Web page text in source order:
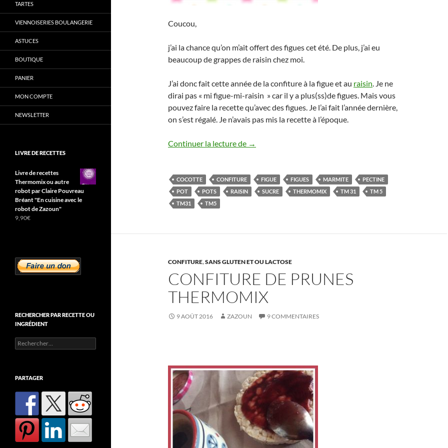
Coucou,
j’ai la chance qu’on m’ait offert des figues cet été. De plus, j’ai eu
beaucoup de grappes de raisin chez moi.
J’ai donc fait cette année de la confiture à la figue et au raisin. Je ne
dirai pas « mi figue-mi-raisin » car il y a plus(ss)de figues. Mais vous
pouvez faire la recette qu’avec des figues. Je l’ai fait l’année dernière,
on s’est régalé. Je n’avais pas mis la recette à l’époque.
Continuer la lecture de Confiture de figue avec ou sans raisin: méthode avec
→
COCOTTE CONFITURE FIGUE FIGUES MARMITE
PECTINE
POT
POTS RAISIN SUCRE THERMOMIX TM 31
TM 5
TM31
TM5
CONFITURE,SANS GLUTEN ET OU LACTOSE
CONFITURE DE PRUNES
THERMOMIX
9 AOÛT 2016 ZAZOUN 9 COMMENTAIRES
TARTES
VIENNOISERIES BOULANGERIE
ASTUCES
BOUTIQUE
PANIER
MON COMPTE
NEWSLETTER
LIVRE DE RECETTES
Livre de recettes
Thermomix ou autre
robot par Claire Pouvreau
Bréant "En cuisine avec le
robot de Zazoun"
9,90€
RECHERCHER PAR RECETTE OU
INGRÉDIENT
Rechercher :
PARTAGER